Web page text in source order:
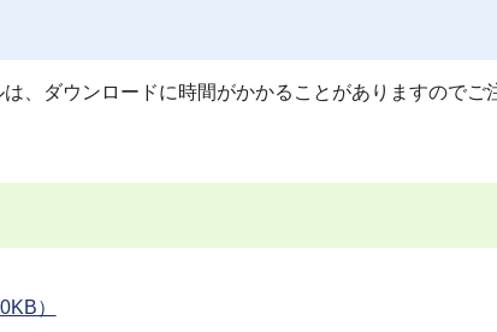
、ダウンロードに時間がかかることがありますのでご
）